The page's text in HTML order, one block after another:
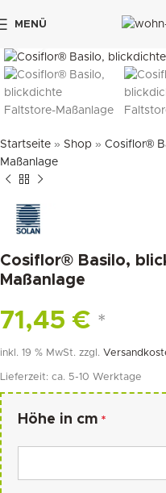
MENÜ
Startseite » Shop » Cosiflor®
Maßanlage
Cosiflor® Basilo,
Maßanlage
71,45 € *
inkl. 19 % MwSt. zzgl.
Lieferzeit: ca. 5-10 Werktage
Höhe in cm *